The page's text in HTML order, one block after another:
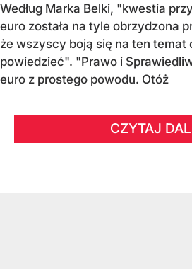
Według Marka Belki, "kwestia
euro została na tyle obrzydzona
że wszyscy boją się na ten temat
powiedzieć". "Prawo i
euro z prostego powodu. Otóż
CZYTAJ